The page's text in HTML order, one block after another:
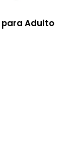
para Adulto